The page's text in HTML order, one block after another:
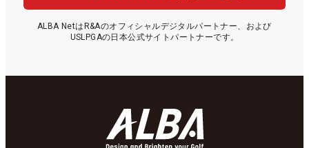
ALBA NetはR&Aのオフィシャルデジタルパートナー、および
USLPGAの日本公式サイトパートナーです。